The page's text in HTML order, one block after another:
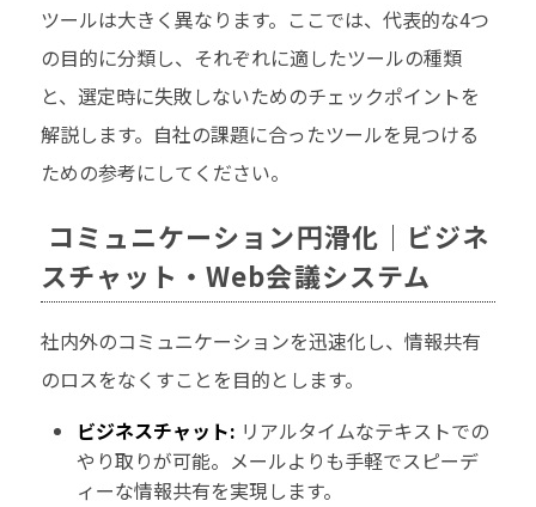
ツールは大きく異なります。ここでは、代表的な4つ
の目的に分類し、それぞれに適したツールの種類
と、選定時に失敗しないためのチェックポイントを
解説します。自社の課題に合ったツールを見つける
ための参考にしてください。
コミュニケーション円滑化｜ビジネ
スチャット・Web会議システム
社内外のコミュニケーションを迅速化し、情報共有
のロスをなくすことを目的とします。
ビジネスチャット: リアルタイムなテキストでの
やり取りが可能。メールよりも手軽でスピーデ
ィーな情報共有を実現します。